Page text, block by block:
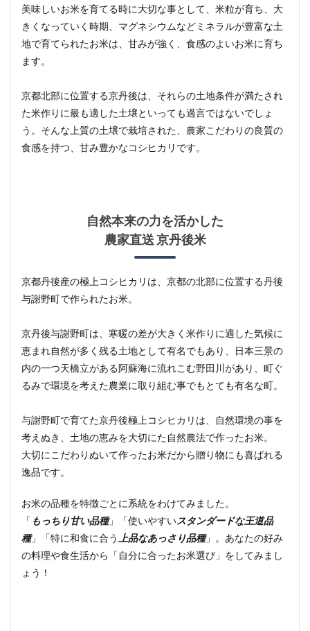
美味しいお米を育てる時に大切な事として、米粒が育ち、大
きくなっていく時期、マグネシウムなどミネラルが豊富な土
地で育てられたお米は、甘みが強く、食感のよいお米に育ち
ます。
京都北部に位置する京丹後は、それらの土地条件が満たされ
た米作りに最も適した土壌といっても過言ではないでしょ
う。そんな上質の土壌で栽培された、農家こだわりの良質の
食感を持つ、甘み豊かなコシヒカリです。
自然本来の力を活かした
農家直送 京丹後米
京都丹後産の極上コシヒカリは、京都の北部に位置する丹後
与謝野町で作られたお米。
京丹後与謝野町は、寒暖の差が大きく米作りに適した気候に
恵まれ自然が多く残る土地として有名でもあり、日本三景の
内の一つ天橋立がある阿蘇海に流れこむ野田川があり、町ぐ
るみで環境を考えた農業に取り組む事でもとても有名な町。
与謝野町で育てた京丹後極上コシヒカリは、自然環境の事を
考えぬき、土地の恵みを大切にた自然農法で作ったお米。
大切にこだわりぬいて作ったお米だから贈り物にも喜ばれる
逸品です。
お米の品種を特徴ごとに系統をわけてみました。
「 もっちり甘い品種」「使いやすいスタンダードな王道品
種」「特に和食に合う 上品なあっさり品種」。あなたの好み
の料理や食生活から「自分に合ったお米選び」をしてみまし
ょう！